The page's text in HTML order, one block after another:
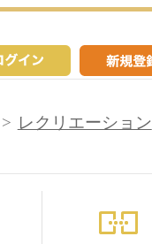
レクリエーション